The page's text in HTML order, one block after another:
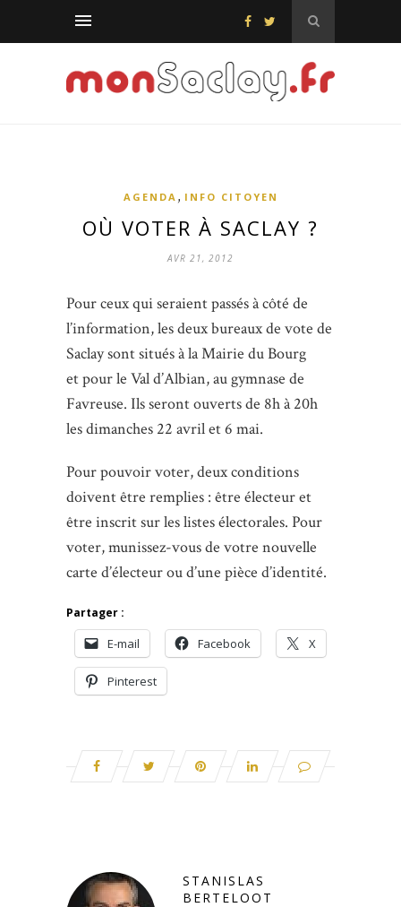
AGENDA , INFO CITOYEN
OÙ VOTER À SACLAY ?
AVR 21, 2012
Pour ceux qui seraient passés à côté de
l’information, les deux bureaux de vote de
Saclay sont situés à la Mairie du Bourg
et pour le Val d’Albian, au gymnase de
Favreuse. Ils seront ouverts de 8h à 20h
les dimanches 22 avril et 6 mai.
Pour pouvoir voter, deux conditions
doivent être remplies : être électeur et
être inscrit sur les listes électorales. Pour
voter, munissez-vous de votre nouvelle
carte d’électeur ou d’une pièce d’identité.
Partager :
E-mail Facebook X
Pinterest
STANISLAS
BERTELOOT